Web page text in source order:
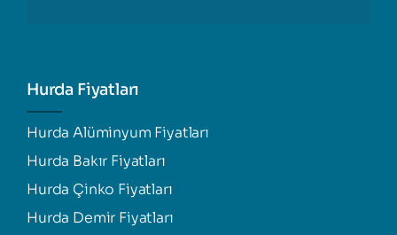
Hurda Fiyatları
Hurda Alüminyum Fiyatları
Hurda Bakır Fiyatları
Hurda Çinko Fiyatları
Hurda Demir Fiyatları